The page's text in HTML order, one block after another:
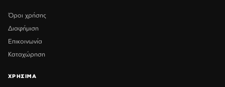
Όροι χρήσης
Διαφήμιση
Επικοινωνία
Καταχώρηση
ΧΡΗΣΙΜΑ